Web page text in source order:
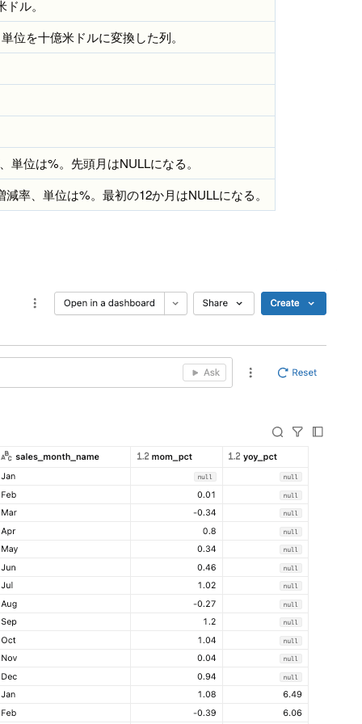
ル。
位を十億米ドルに変換した列。
単位は%。先頭月はNULLになる。
減率、単位は%。最初の12か月はNULLになる。